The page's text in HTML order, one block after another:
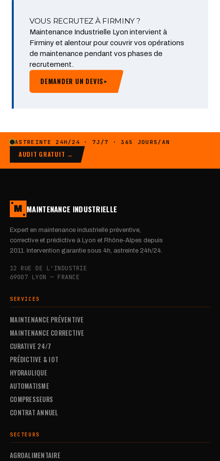
VOUS RECRUTEZ À FIRMINY ?
Maintenance Industrielle Lyon intervient à
Firminy et alentour pour couvrir vos opérations
de maintenance pendant vos phases de
recrutement.
DEMANDER UN DEVIS▸
ASTREINTE 24H/24 · 7J/7 · 365 JOURS/AN
AUDIT GRATUIT →
M MAINTENANCE INDUSTRIELLE
Expert en maintenance industrielle préventive,
corrective et prédictive à Lyon et Rhône-Alpes depuis
2011. Intervention garantie sous 4h, astreinte 24h/24.
12 RUE DE L'INDUSTRIE
69007 LYON — FRANCE
SERVICES
MAINTENANCE PRÉVENTIVE
MAINTENANCE CORRECTIVE
CURATIVE 24/7
PRÉDICTIVE & IOT
HYDRAULIQUE
AUTOMATISME
COMPRESSEURS
CONTRAT ANNUEL
SECTEURS
AGROALIMENTAIRE